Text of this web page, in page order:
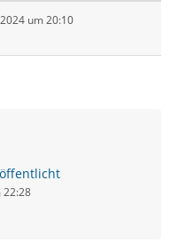
um 20:10
22:28